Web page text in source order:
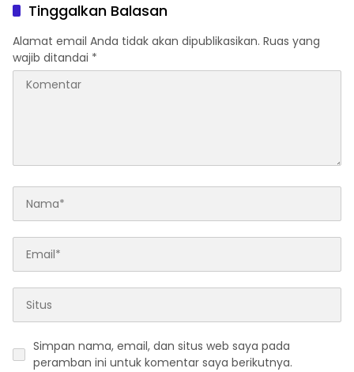
Tinggalkan Balasan
Alamat email Anda tidak akan dipublikasikan. Ruas yang
wajib ditandai *
Simpan nama, email, dan situs web saya pada
peramban ini untuk komentar saya berikutnya.